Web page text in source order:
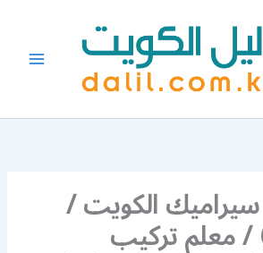
الكويت /
66447375 / معلم تركيب